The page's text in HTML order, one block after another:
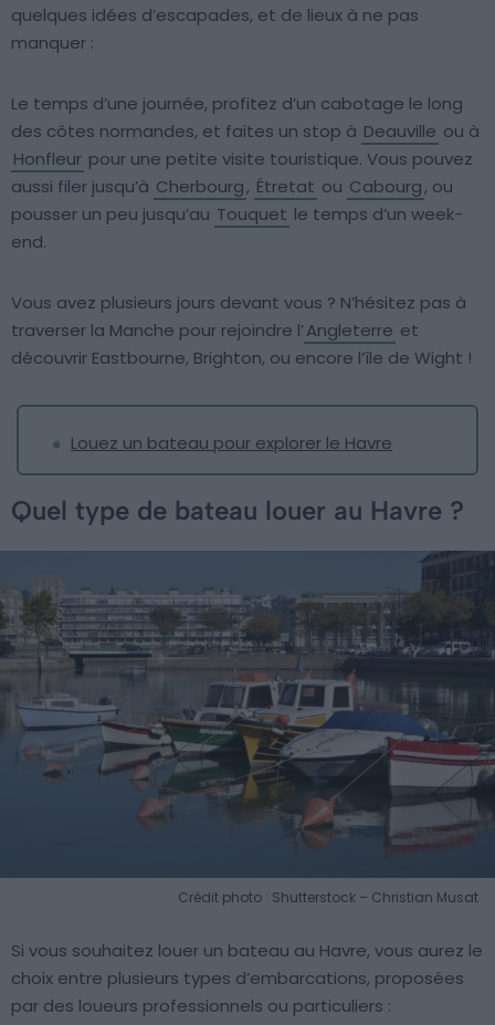
quelques idées d’escapades, et de lieux à ne pas
manquer :
Le temps d’une journée, profitez d’un cabotage le long
des côtes normandes, et faites un stop à Deauville ou à
Honfleur pour une petite visite touristique. Vous pouvez
aussi filer jusqu’à Cherbourg, Étretat ou Cabourg, ou
pousser un peu jusqu’au Touquet le temps d’un week-
end.
Vous avez plusieurs jours devant vous ? N’hésitez pas à
traverser la Manche pour rejoindre l’Angleterre et
découvrir Eastbourne, Brighton, ou encore l’île de Wight !
Louez un bateau pour explorer le Havre
Quel type de bateau louer au Havre ?
Crédit photo : Shutterstock – Christian Musat
Si vous souhaitez louer un bateau au Havre, vous aurez le
choix entre plusieurs types d’embarcations, proposées
par des loueurs professionnels ou particuliers :